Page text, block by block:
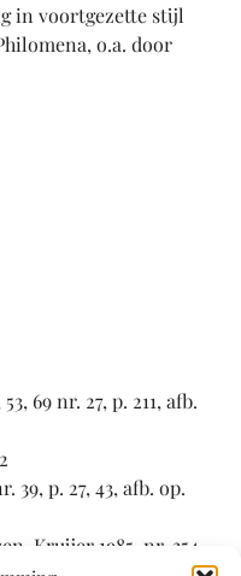
in voortgezette stijl
o.a. door
69 nr. 27, p. 211, afb.
39, p. 27, 43, afb. op.
Kruijer 1985, nr. 354